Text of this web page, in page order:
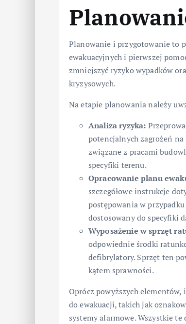
Planowanie i przygotowanie to
ewakuacyjnych i pierwszej
zmniejszyć ryzyko wypadków
kryzysowych.
Na etapie planowania należy
Analiza ryzyka:
potencjalnych zagrożeń
związane z pracami
specyfiki terenu.
Opracowanie planu
szczegółowe instrukcje
postępowania w
dostosowany do specyfiki
Wyposażenie w sprzęt
odpowiednie środki
defibrylatory. Sprzęt ten
kątem sprawności.
Oprócz powyższych
do ewakuacji, takich jak
systemy alarmowe. Wszystkie